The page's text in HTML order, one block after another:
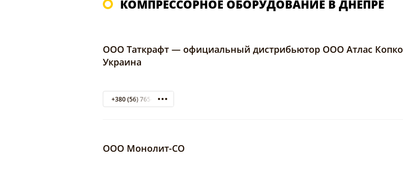
КОМПРЕССОРНОЕ ОБОРУДОВАНИЕ В ДНЕПРЕ
ООО Таткрафт — официальный дистрибьютор ООО Атлас Копко
Украина
+380 (56) 765-00-15
ООО Монолит-СО